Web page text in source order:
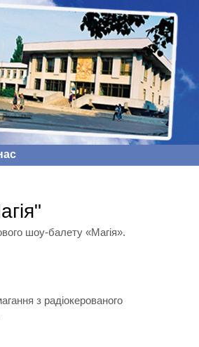
шоу-балету «Магія».
з радіокерованого